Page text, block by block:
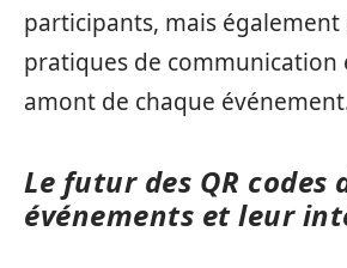
participants, mais également
pratiques de communication
amont de chaque
Le futur des QR codes
événements et leur